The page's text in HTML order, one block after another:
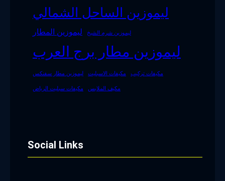
ليموزين الساحل الشمالي
ليموزين المطار ليموزين شرم الشيخ
ليموزين مطار برج العرب
ليموزين مطار سفنكس مكيفات الاسبليت مكيفات تركيب
مكيفات سبليت الرياض مكيف الملابس
Social Links